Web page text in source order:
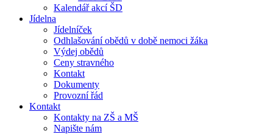
Kalendář akcí ŠD
Jídelna
Jídelníček
Odhlašování obědů v době nemoci žáka
Výdej obědů
Ceny stravného
Kontakt
Dokumenty
Provozní řád
Kontakt
Kontakty na ZŠ a MŠ
Napište nám